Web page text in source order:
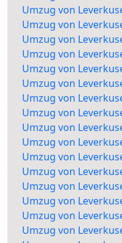
Umzug von
Umzug von
Umzug von
Umzug von
Umzug von
Umzug von
Umzug von
Umzug von
Umzug von
Umzug von
Umzug von
Umzug von
Umzug von
Umzug von
Umzug von
Umzug von